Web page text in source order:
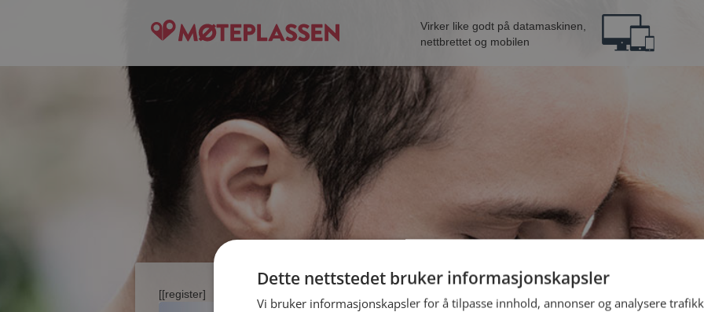
Virker like godt på datamaskinen,
nettbrettet og mobilen
[[register]
Dette nettstedet bruker informasjonskapsler
Vi bruker informasjonskapsler for å tilpasse innhold, annonser og analysere